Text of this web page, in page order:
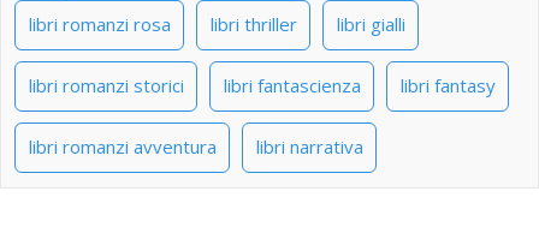
libri romanzi rosa
libri thriller libri gialli
libri romanzi storici libri fantascienza libri fantasy
libri romanzi avventura libri narrativa